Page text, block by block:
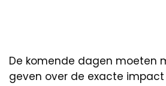
De komende dagen moeten
geven over de exacte